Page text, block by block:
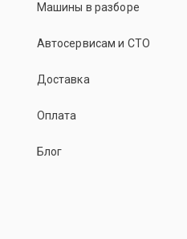
Машины в разборе
Автосервисам и СТО
Доставка
Оплата
Блог